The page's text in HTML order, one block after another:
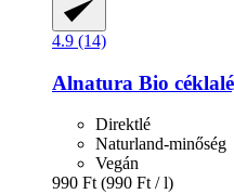
4.9 (14)
Alnatura Bio
Direktlé
Naturland-minőség
Vegán
990 Ft (990 Ft / l)